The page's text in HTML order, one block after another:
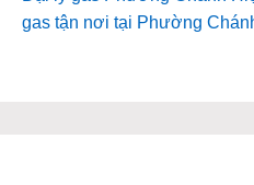
gas tận nơi tại Phường